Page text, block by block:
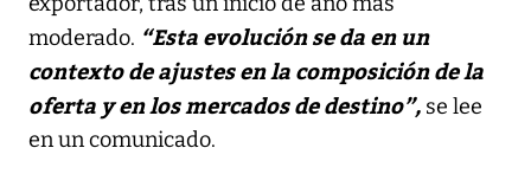
moderado. “Esta evolución se da en un
contexto de ajustes en la composición de la
oferta y en los mercados de destino”, se lee
en un comunicado.